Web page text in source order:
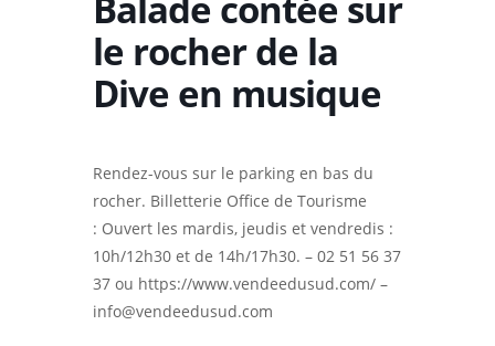
le rocher de la
Dive en musique
Rendez-vous sur le parking en bas du
rocher. Billetterie Office de Tourisme
: Ouvert les mardis, jeudis et vendredis :
10h/12h30 et de 14h/17h30. – 02 51 56 37
37 ou https://www.vendeedusud.com/ –
info@vendeedusud.com